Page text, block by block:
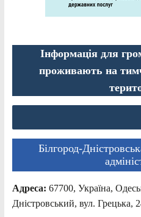
Інформація для
проживають на
Білгород-
Адреса: 67700, Україна,
Дністровський, вул. Грецька,